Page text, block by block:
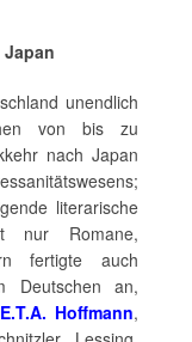
unendlich
von bis zu
nach Japan
literarische
nur Romane,
fertigte auch
Deutschen an,
E.T.A. Hoffmann,